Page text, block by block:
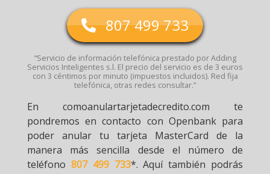
807 499 733
“Servicio de información telefónica prestado por Adding
Servicios Inteligentes s.l. El precio del servicio es de 3 euros
con 3 céntimos por minuto (impuestos incluidos). Red fija
telefónica, otras redes consultar.”
En comoanulartarjetadecredito.com te
pondremos en contacto con Openbank para
poder anular tu tarjeta MasterCard de la
manera más sencilla desde el número de
teléfono 807 499 733*. Aquí también podrás